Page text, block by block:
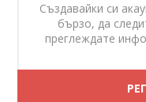
Създавайки си
бързо, да
преглеждате